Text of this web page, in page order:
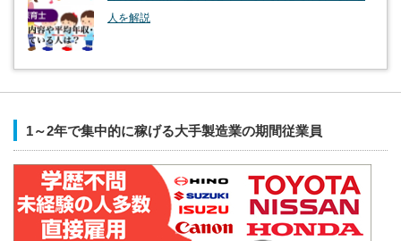
人を解説
1～2年で集中的に稼げる大手製造業の期間従業員